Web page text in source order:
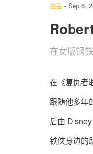
生活 - Sep 6,
在女版钢
在《复仇者
跟随他多年
后由
铁侠身边的